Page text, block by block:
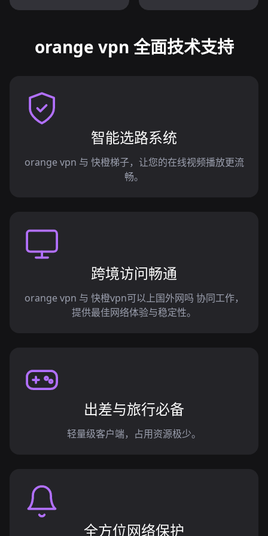
orange vpn 全面技术支持
智能选路系统
orange vpn 与 快橙梯子，让您的在线视频播放更流
畅。
跨境访问畅通
orange vpn 与 快橙vpn可以上国外网吗 协同工作，
提供最佳网络体验与稳定性。
出差与旅行必备
轻量级客户端，占用资源极少。
全方位网络保护